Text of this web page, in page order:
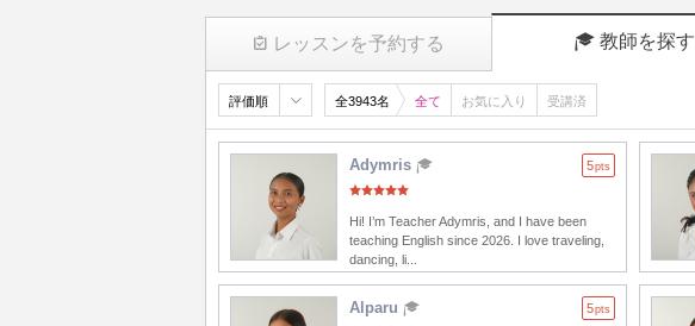
レッスンを予約する 教師を探す
評価順 全3943名 全て お気に入り 受講済
Adymris 5pts
Hi! I’m Teacher Adymris, and I have been
teaching English since 2026. I love traveling,
dancing, li...
Alparu 5pts